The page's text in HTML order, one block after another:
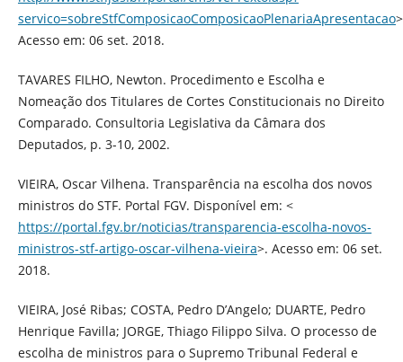
servico=sobreStfComposicaoComposicaoPlenariaApresentacao
Acesso em: 06 set. 2018.
TAVARES FILHO, Newton. Procedimento e Escolha e
Nomeação dos Titulares de Cortes Constitucionais no Direito
Comparado. Consultoria Legislativa da Câmara dos
Deputados, p. 3-10, 2002.
VIEIRA, Oscar Vilhena. Transparência na escolha dos novos
ministros do STF. Portal FGV. Disponível em: <
https://portal.fgv.br/noticias/transparencia-escolha-novos-
ministros-stf-artigo-oscar-vilhena-vieira>. Acesso em: 06 set.
2018.
VIEIRA, José Ribas; COSTA, Pedro D’Angelo; DUARTE, Pedro
Henrique Favilla; JORGE, Thiago Filippo Silva. O processo de
escolha de ministros para o Supremo Tribunal Federal e